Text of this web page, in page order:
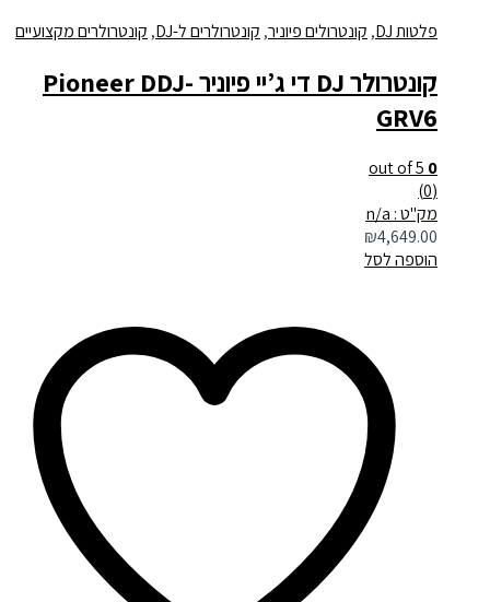
פלטות DJ ,קונטרולים פיוניר,קונטרולרים ל-DJ ,קונטרולרים מקצועיים
קונטרולר DJ די ג’יי פיוניר Pioneer DDJ-
GRV6
0
out of 5
מק"ט : n/a
₪4,649.00
הוספה לסל